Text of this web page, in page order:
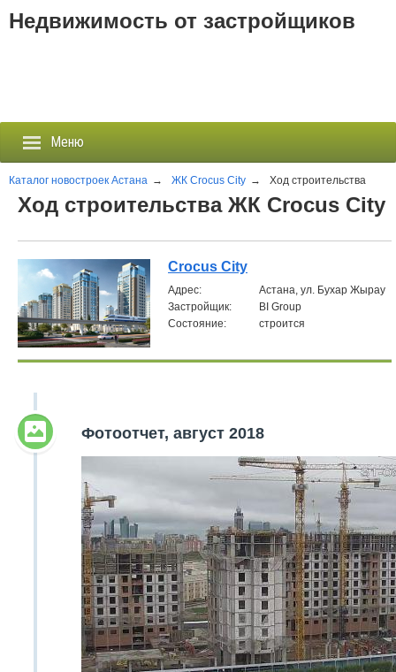
Недвижимость от застройщиков
Меню
Новостройки
Новости
События
Объявления
Каталог новостроек Астана → ЖК Crocus City → Ход строительства
Ход строительства ЖК Crocus City
Crocus City
Aдрес:
Астана, ул. Бухар Жырау
Застройщик:
BI Group
Состояние:
строится
Фотоотчет, август 2018